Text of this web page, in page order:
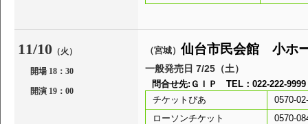
11/10 （火）
開場 18：30
開演 19：00
（宮城） 仙台市民会館 小ホ
一般発売日 7/25（土）
問合せ先:ＧＩＰ TEL：022-222-9999
チケットぴあ
0570-
ローソンチケット
0570-